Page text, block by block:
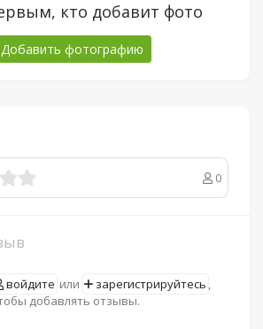
кто добавит фото
фотографию
0
войдите или зарегистрируйтесь ,
добавлять отзывы.